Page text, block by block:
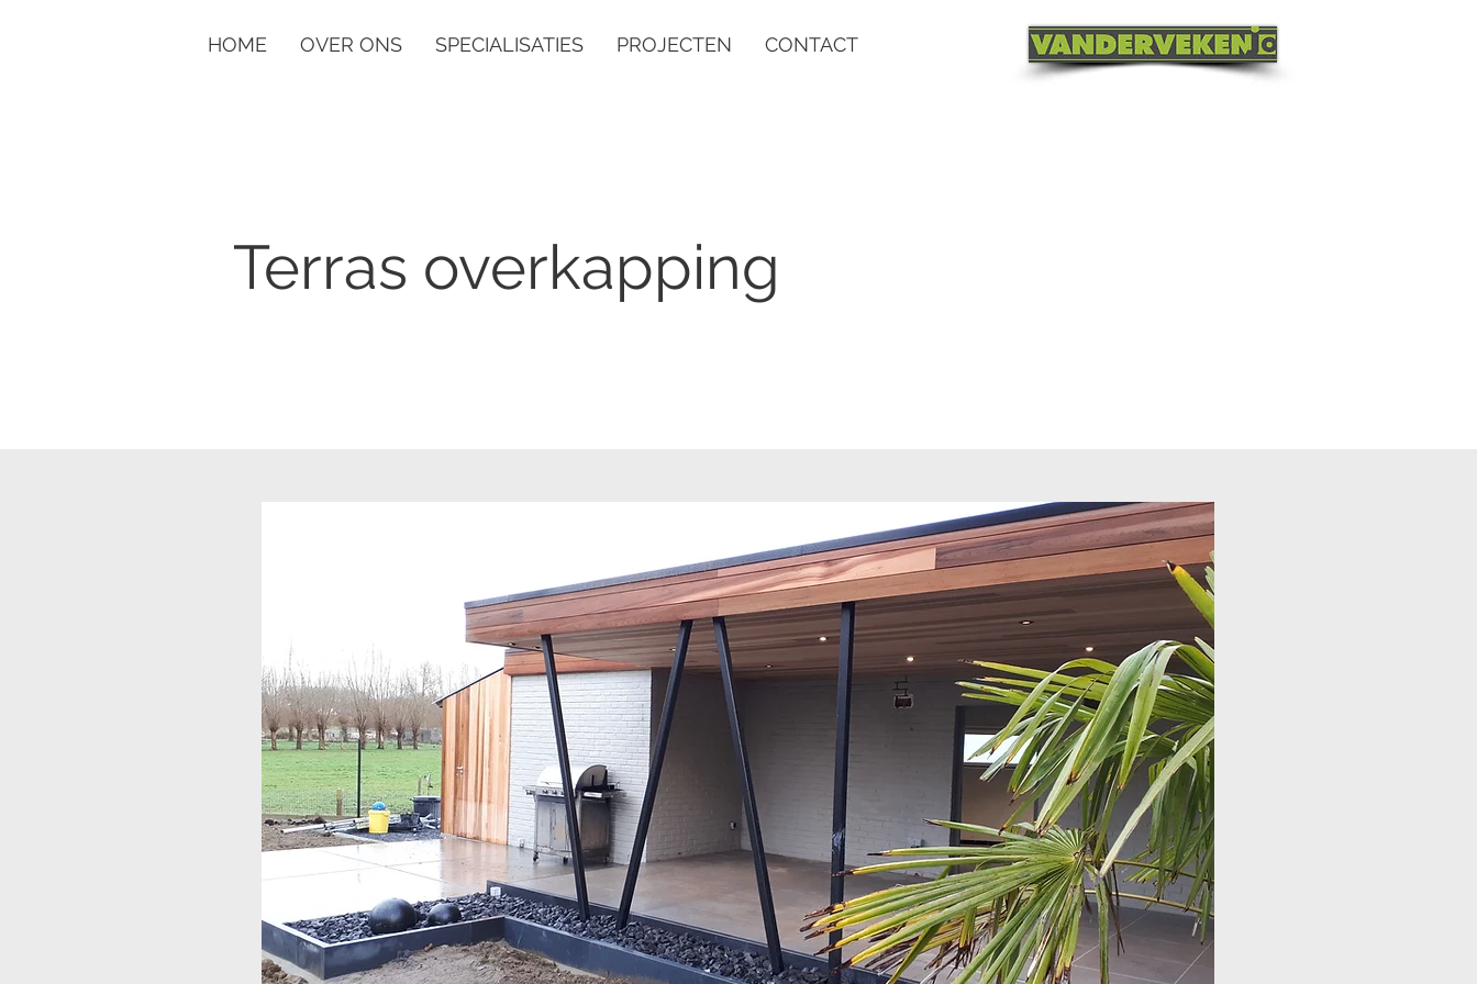
HOME OVER ONS SPECIALISATIES PROJECTEN CONTACT
Terras overkapping